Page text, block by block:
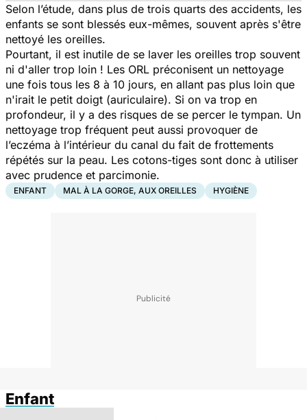
Selon l’étude, dans plus de trois quarts des accidents, les
enfants se sont blessés eux-mêmes, souvent après s'être
nettoyé les oreilles.
Pourtant, il est inutile de se laver les oreilles trop souvent
ni d'aller trop loin ! Les ORL préconisent un nettoyage
une fois tous les 8 à 10 jours, en allant pas plus loin que
n'irait le petit doigt (auriculaire). Si on va trop en
profondeur, il y a des risques de se percer le tympan. Un
nettoyage trop fréquent peut aussi provoquer de
l’eczéma à l’intérieur du canal du fait de frottements
répétés sur la peau. Les cotons-tiges sont donc à utiliser
avec prudence et parcimonie.
ENFANT MAL À LA GORGE, AUX OREILLES HYGIÈNE
Enfant